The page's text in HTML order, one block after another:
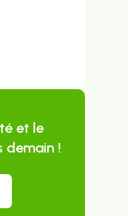
et le
demain !